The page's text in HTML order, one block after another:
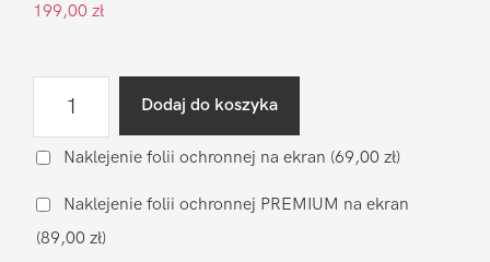
199,00 zł
baterii
zamiennik
Xiaomi
Dodaj do koszyka
Naklejenie folii ochronnej na ekran (69,00 zł)
Naklejenie folii ochronnej PREMIUM na ekran
(89,00 zł)